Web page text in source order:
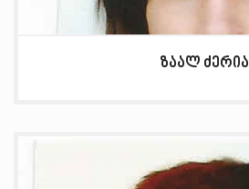
ზაალ ძერია